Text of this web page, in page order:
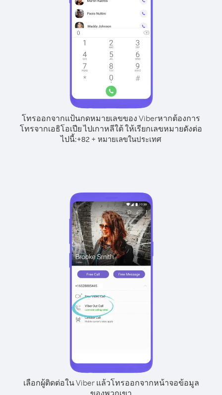
โทรออกจากแป้นกดหมายเลขของ Viberหากต้องการ
โทรจากเอธิโอเปีย ไปเกาหลีใต้ ให้เรียกเลขหมายดังต่อ
ไปนี้:+82 + หมายเลขในประเทศ
เลือกผู้ติดต่อใน Viber แล้วโทรออกจากหน้าจอข้อมูล
ของพวกเขา